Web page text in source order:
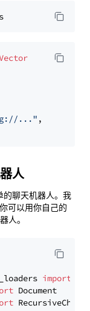
..." ,
人
的聊天机器人。我
可以用你自己的
人。
import